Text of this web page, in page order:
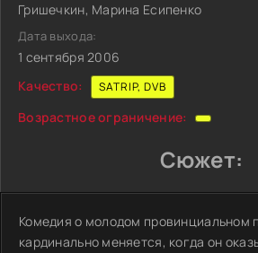
Гришечкин, Марина Есипенко
Дата выхода:
1 сентября 2006
Качество:
SATRIP, DVB
Возрастное ограничение:
Сюжет:
Комедия о молодом провинциальном
кардинально меняется, когда он